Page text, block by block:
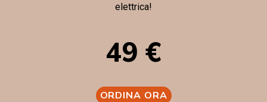
elettrica!
49 €
ORDINA ORA